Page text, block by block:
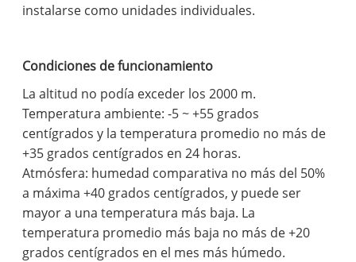
instalarse como unidades individuales.
Condiciones de funcionamiento
La altitud no podía exceder los 2000 m.
Temperatura ambiente: -5 ~ +55 grados
centígrados y la temperatura promedio no más de
+35 grados centígrados en 24 horas.
Atmósfera: humedad comparativa no más del 50%
a máxima +40 grados centígrados, y puede ser
mayor a una temperatura más baja. La
temperatura promedio más baja no más de +20
grados centígrados en el mes más húmedo.